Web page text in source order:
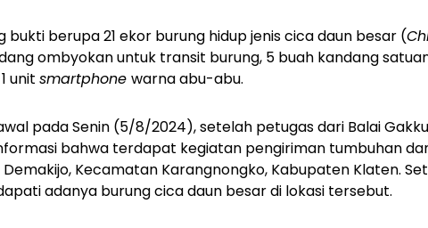
bukti berupa 21 ekor burung hidup jenis cica daun besar (
ombyokan untuk transit burung, 5 buah kandang
unit smartphone warna abu-abu.
pada Senin (5/8/2024), setelah petugas dari Balai
bahwa terdapat kegiatan pengiriman tumbuhan
Demakijo, Kecamatan Karangnongko, Kabupaten Klaten.
adanya burung cica daun besar di lokasi tersebut.